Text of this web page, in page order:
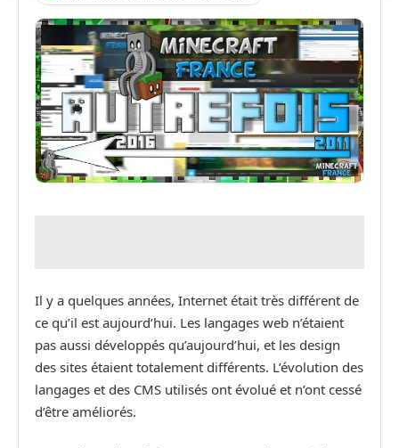
Il y a quelques années, Internet était très différent de
ce qu’il est aujourd’hui. Les langages web n’étaient
pas aussi développés qu’aujourd’hui, et les design
des sites étaient totalement différents. L’évolution des
langages et des CMS utilisés ont évolué et n’ont cessé
d’être améliorés.